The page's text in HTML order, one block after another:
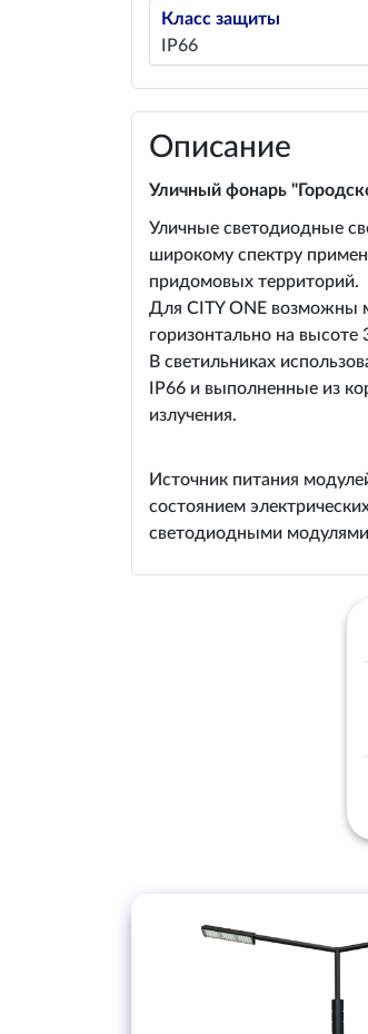
Класс защиты
IP66
Описание
Уличный фонарь
Уличные светодиодные
широкому спектру
придомовых территорий.
Для CITY ONE возможны
горизонтально на
В светильниках
IP66 и выполненные из
излучения.
Источник питания
состоянием
светодиодными модулями